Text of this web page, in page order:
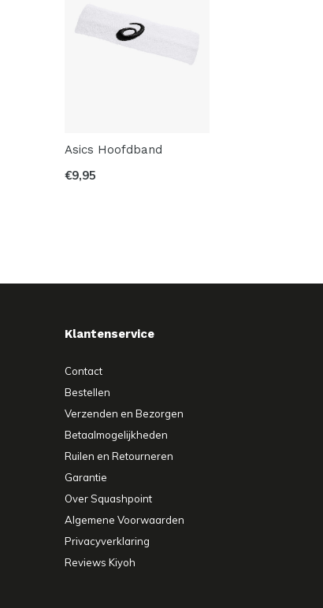
Asics Hoofdband
€9,95
Klantenservice
Contact
Bestellen
Verzenden en Bezorgen
Betaalmogelijkheden
Ruilen en Retourneren
Garantie
Over Squashpoint
Algemene Voorwaarden
Privacyverklaring
Reviews Kiyoh